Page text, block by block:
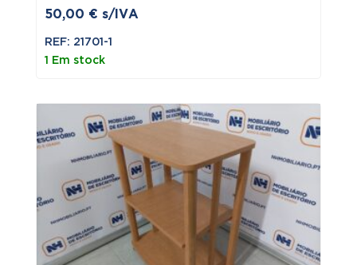
50,00 € s/IVA
REF: 21701-1
1 Em stock